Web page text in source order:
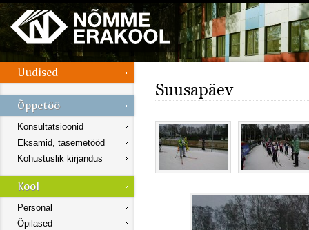
Konsultatsioonid
Eksamid, tasemetööd
Kohustuslik kirjandus
Personal
Õpilased
Suusapäev